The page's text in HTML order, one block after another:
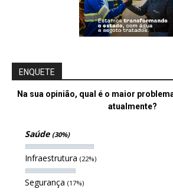
ENQUETE
Na sua opinião, qual é o maior
atualmente?
Saúde (30%)
Infraestrutura (22%)
Segurança (17%)